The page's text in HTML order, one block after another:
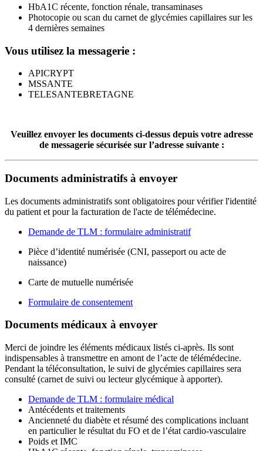
HbA1C récente, fonction rénale, transaminases
Photocopie ou scan du carnet de glycémies capillaires sur les
4 dernières semaines
Vous utilisez la messagerie :
APICRYPT
MSSANTE
TELESANTEBRETAGNE
Veuillez envoyer les documents ci-dessus depuis votre adresse
de messagerie sécurisée sur l’adresse suivante :
Documents administratifs à envoyer
Les documents administratifs sont obligatoires pour vérifier l'identité
du patient et pour la facturation de l'acte de télémédecine.
Demande de TLM : formulaire administratif
Pièce d’identité numérisée (CNI, passeport ou acte de
naissance)
Carte de mutuelle numérisée
Formulaire de consentement
Documents médicaux à envoyer
Merci de joindre les éléments médicaux listés ci-après. Ils sont
indispensables à transmettre en amont de l’acte de télémédecine.
Pendant la téléconsultation, le suivi de glycémies capillaires sera
consulté (carnet de suivi ou lecteur glycémique à apporter).
Demande de TLM : formulaire médical
Antécédents et traitements
Ancienneté du diabète et résumé des complications incluant
en particulier le résultat du FO et de l’état cardio-vasculaire
Poids et IMC